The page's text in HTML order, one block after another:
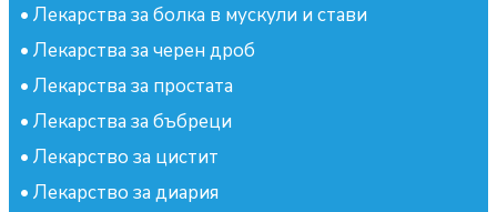
• Лекарства за болка в мускули и стави
• Лекарства за черен дроб
• Лекарства за простата
• Лекарства за бъбреци
• Лекарство за цистит
• Лекарство за диария